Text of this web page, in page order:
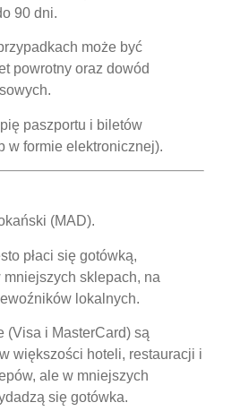
90 dni.
może być
powrotny oraz dowód
paszportu i biletów
w formie elektronicznej).
(MAD).
płaci się gotówką,
sklepach, na
lokalnych.
(Visa i MasterCard) są
większości hoteli, restauracji i
ale w mniejszych
się gotówka.